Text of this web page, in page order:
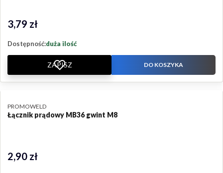
Cena
3,79 zł
Dostępność:duża ilość
ZAPISZ DO KOSZYKA
Łącznik prądowy MB36 gwint M8
PRODUCENT
PROMOWELD
Cena
2,90 zł